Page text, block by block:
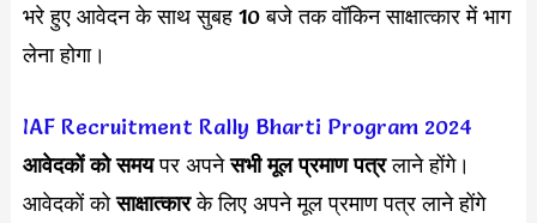
भरे हुए आवेदन के साथ सुबह 10 बजे तक वॉकिन साक्षात्कार में भाग
लेना होगा।
IAF Recruitment Rally Bharti Program 2024
आवेदकों को समयपर अपनेसभी मूल प्रमाण पत्रलाने होंगे।
आवेदकों कोसाक्षात्कारके लिए अपने मूल प्रमाण पत्र लाने होंगे